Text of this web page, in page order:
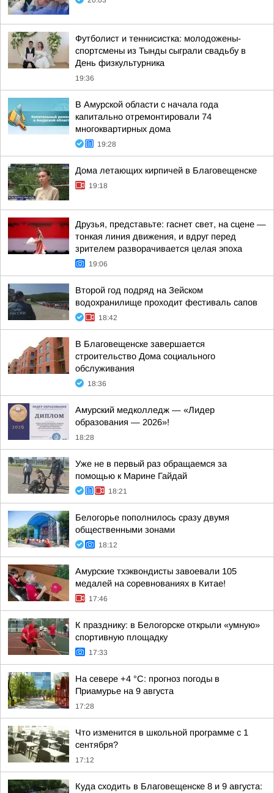
Футболист и теннисистка: молодожены-
спортсмены из Тынды сыграли свадьбу в
День физкультурника
19:36
В Амурской области с начала года
капитально отремонтировали 74
многоквартирных дома
19:28
Дома летающих кирпичей в Благовещенске
19:18
Друзья, представьте: гаснет свет, на сцене —
тонкая линия движения, и вдруг перед
зрителем разворачивается целая эпоха
19:06
Второй год подряд на Зейском
водохранилище проходит фестиваль сапов
18:42
В Благовещенске завершается
строительство Дома социального
обслуживания
18:36
Амурский медколледж — «Лидер
образования — 2026»!
18:28
Уже не в первый раз обращаемся за
помощью к Марине Гайдай
18:21
Белогорье пополнилось сразу двумя
общественными зонами
18:12
Амурские тхэквондисты завоевали 105
медалей на соревнованиях в Китае!
17:46
К празднику: в Белогорске открыли «умную»
спортивную площадку
17:33
На севере +4 °С: прогноз погоды в
Приамурье на 9 августа
17:28
Что изменится в школьной программе с 1
сентября?
17:12
Куда сходить в Благовещенске 8 и 9 августа: